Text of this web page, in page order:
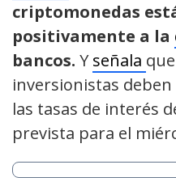
criptomonedas
positivamente a la
bancos. Yseñala
inversionistas
las tasas de interés
prevista para el